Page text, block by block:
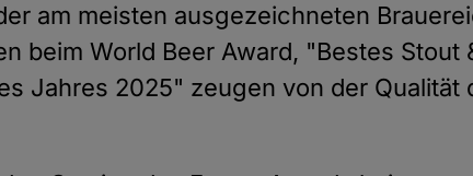
am meisten ausgezeichneten
beim World Beer Award, "Bestes Stout
Jahres 2025" zeugen von der Qualität